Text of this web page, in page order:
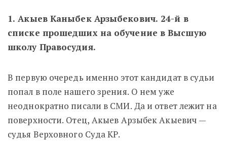
1. Акыев Каныбек Арзыбекович. 24-й в
списке прошедших на обучение в Высшую
школу Правосудия.
В первую очередь именно этот кандидат в судьи
попал в поле нашего зрения. О нем уже
неоднократно писали в СМИ. Да и ответ лежит на
поверхности. Отец, Акыев Арзыбек Акыевич —
судья Верховного Суда КР.